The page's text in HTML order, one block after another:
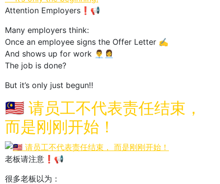
Attention Employers❗📢
Many employers think:
Once an employee signs the Offer Letter ✍️
And shows up for work 👨‍💼👩‍💼
The job is done?
But it’s only just begun‼️
🇲🇾 请员工不代表责任结束，
而是刚刚开始！
老板请注意❗📢
很多老板以为：